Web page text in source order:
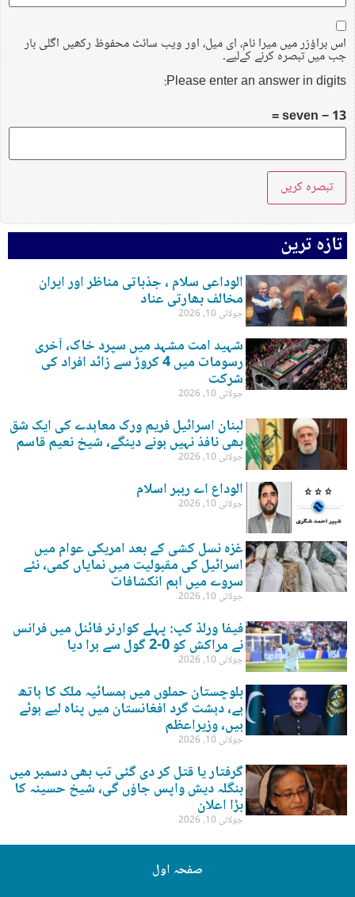
اس براؤزر میں میرا نام، ای میل، اور ویب سائٹ محفوظ رکھیں اگلی بار
جب میں تبصرہ کرنے کےلیے۔
Please enter an answer in digits:
13 − seven =
تازہ ترین
الوداعی سلام ، جذباتی مناظر اور ایران
مخالف بھارتی عناد
جولائی 10, 2026
شہید امت مشہد میں سپرد خاک، آخری
رسومات میں 4 کروڑ سے زائد افراد کی
شرکت
جولائی 10, 2026
لبنان اسرائیل فریم ورک معاہدے کی ایک شق
بھی نافذ نہیں ہونے دینگے، شیخ نعیم قاسم
جولائی 10, 2026
الوداع اے رہبر اسلام
جولائی 10, 2026
غزہ نسل کشی کے بعد امریکی عوام میں
اسرائیل کی مقبولیت میں نمایاں کمی، نئے
سروے میں اہم انکشافات
جولائی 10, 2026
فیفا ورلڈ کپ: پہلے کوارٹر فائنل میں فرانس
نے مراکش کو 0-2 گول سے ہرا دیا
جولائی 10, 2026
بلوچستان حملوں میں ہمسائیہ ملک کا ہاتھ
ہے، دہشت گرد افغانستان میں پناہ لیے ہوئے
ہیں، وزیراعظم
جولائی 10, 2026
گرفتار یا قتل کر دی گئی تب بھی دسمبر میں
بنگلہ دیش واپس جاؤں گی، شیخ حسینہ کا
بڑا اعلان
جولائی 10, 2026
صفحہ اول